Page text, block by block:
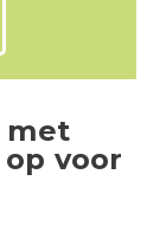
met
voor